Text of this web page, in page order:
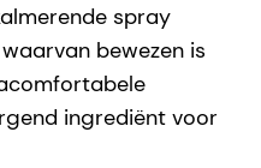
spray
bewezen is
ingrediënt voor